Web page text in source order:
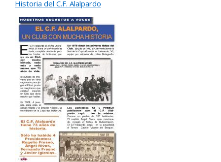
Historia del C.F. Alalpardo